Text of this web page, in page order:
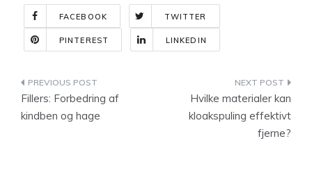
FACEBOOK TWITTER
PINTEREST LINKEDIN
Indlægsnavigation
Fillers: Forbedring af
kindben og hage
Hvilke materialer kan
kloakspuling effektivt
fjerne?